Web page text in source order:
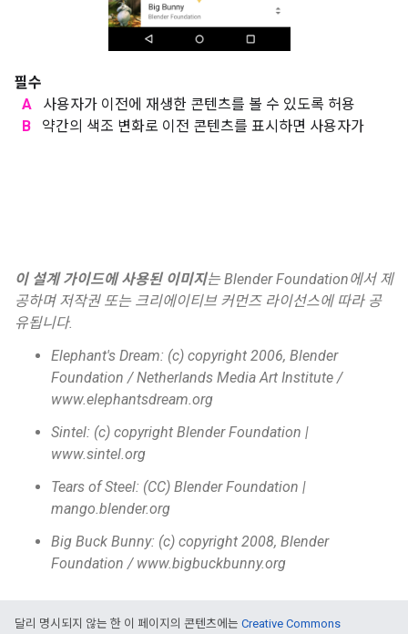
필수
A
사용자가 이전에 재생한 콘텐츠를 볼 수 있도록 허용
B
약간의 색조 변화로 이전 콘텐츠를 표시하면 사용자가
이 설계 가이드에 사용된 이미지는 Blender Foundation에서 제
공하며 저작권 또는 크리에이티브 커먼즈 라이선스에 따라 공
유됩니다.
Elephant's Dream: (c) copyright 2006, Blender
Foundation / Netherlands Media Art Institute /
www.elephantsdream.org
Sintel: (c) copyright Blender Foundation |
www.sintel.org
Tears of Steel: (CC) Blender Foundation |
mango.blender.org
Big Buck Bunny: (c) copyright 2008, Blender
Foundation / www.bigbuckbunny.org
달리 명시되지 않는 한 이 페이지의 콘텐츠에는 Creative Commons